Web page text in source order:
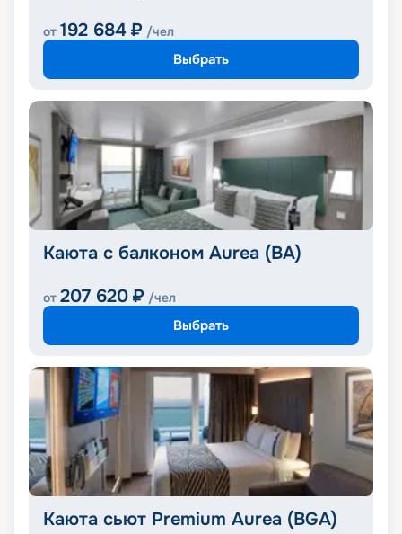
от 192 684 ₽ /чел
Выбрать
Каюта с балконом Aurea (BA)
от 207 620 ₽ /чел
Выбрать
Каюта сьют Premium Aurea (BGA)